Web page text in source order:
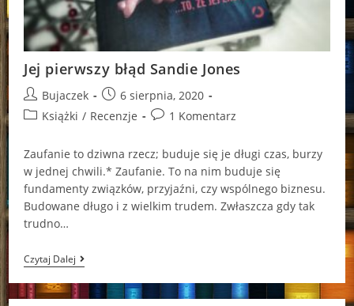
Jej pierwszy błąd Sandie Jones
Post
author:
Bujaczek
Post
published:
6 sierpnia, 2020
PostKsiążki / Recenzje
Post1 Komentarz
Zaufanie to dziwna rzecz; buduje się je długi czas, burzy
w jednej chwili.* Zaufanie. To na nim buduje się
fundamenty związków, przyjaźni, czy wspólnego biznesu.
Budowane długo i z wielkim trudem. Zwłaszcza gdy tak
trudno…
Czytaj DalejJej
Pierwszy
Błąd
Sandie